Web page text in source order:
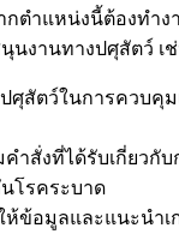
กตำแหน่งนี้ต้องทำ
นงานทางปศุสัตว์ เ
ศุสัตว์ในการควบคุ
ำสั่งที่ได้รับเกี่ยวกับ
โรคระบาด
ข้อมูลและแนะนำเ